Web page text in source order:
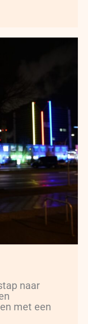
naar
met een